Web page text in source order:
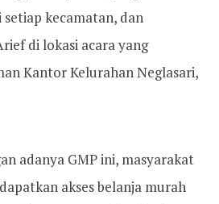
kecamatan, dan
di lokasi acara yang
Kantor Kelurahan Neglasari,
adanya GMP ini, masyarakat
akses belanja murah